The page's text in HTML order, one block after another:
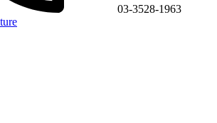
03-3528-1963